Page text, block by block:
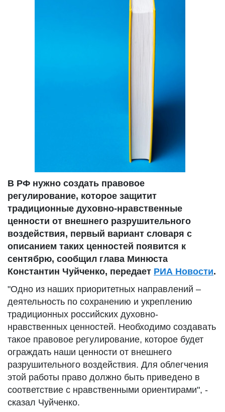
В РФ нужно создать правовое
регулирование, которое защитит
традиционные духовно-нравственные
ценности от внешнего разрушительного
воздействия, первый вариант словаря с
описанием таких ценностей появится к
сентябрю, сообщил глава Минюста
Константин Чуйченко, передает РИА Новости.
"Одно из наших приоритетных направлений –
деятельность по сохранению и укреплению
традиционных российских духовно-
нравственных ценностей. Необходимо создавать
такое правовое регулирование, которое будет
ограждать наши ценности от внешнего
разрушительного воздействия. Для облегчения
этой работы право должно быть приведено в
соответствие с нравственными ориентирами", -
сказал Чуйченко.